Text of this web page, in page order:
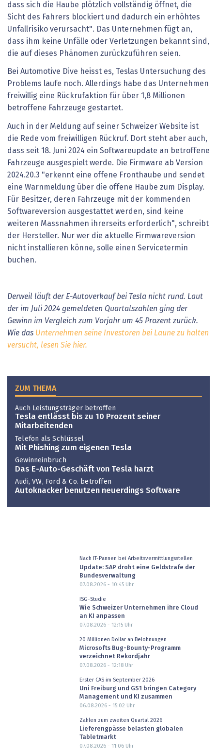
dass sich die Haube plötzlich vollständig öffnet, die
Sicht des Fahrers blockiert und dadurch ein erhöhtes
Unfallrisiko verursacht". Das Unternehmen fügt an,
dass ihm keine Unfälle oder Verletzungen bekannt sind,
die auf dieses Phänomen zurückzuführen seien.
Bei Automotive Dive heisst es, Teslas Untersuchung des
Problems laufe noch. Allerdings habe das Unternehmen
freiwillig eine Rückrufaktion für über 1,8 Millionen
betroffene Fahrzeuge gestartet.
Auch in der Meldung auf seiner Schweizer Website ist
die Rede vom freiwilligen Rückruf. Dort steht aber auch,
dass seit 18. Juni 2024 ein Softwareupdate an betroffene
Fahrzeuge ausgespielt werde. Die Firmware ab Version
2024.20.3 "erkennt eine offene Fronthaube und sendet
eine Warnmeldung über die offene Haube zum Display.
Für Besitzer, deren Fahrzeuge mit der kommenden
Softwareversion ausgestattet werden, sind keine
weiteren Massnahmen ihrerseits erforderlich", schreibt
der Hersteller. Nur wer die aktuelle Firmwareversion
nicht installieren könne, solle einen Servicetermin
buchen.
Derweil läuft der E-Autoverkauf bei Tesla nicht rund. Laut
der im Juli 2024 gemeldeten Quartalszahlen ging der
Gewinn im Vergleich zum Vorjahr um 45 Prozent zurück.
Wie das Unternehmen seine Investoren bei Laune zu halten
versucht, lesen Sie hier.
ZUM THEMA
Auch Leistungsträger betroffen
Tesla entlässt bis zu 10 Prozent seiner
Mitarbeitenden
Telefon als Schlüssel
Mit Phishing zum eigenen Tesla
Gewinneinbruch
Das E-Auto-Geschäft von Tesla harzt
Audi, VW, Ford & Co. betroffen
Autoknacker benutzen neuerdings Software
Nach IT-Pannen bei Arbeitsvermittlungsstellen
Update: SAP droht eine Geldstrafe der
Bundesverwaltung
07.08.2026 - 10:45Uhr
ISG-Studie
Wie Schweizer Unternehmen ihre Cloud
an KI anpassen
07.08.2026 - 12:15Uhr
20 Millionen Dollar an Belohnungen
Microsofts Bug-Bounty-Programm
verzeichnet Rekordjahr
07.08.2026 - 12:18Uhr
Erster CAS im September 2026
Uni Freiburg und GS1 bringen Category
Management und KI zusammen
06.08.2026 - 15:02 Uhr
Zahlen zum zweiten Quartal 2026
Lieferengpässe belasten globalen
Tabletmarkt
07.08.2026 - 11:06Uhr